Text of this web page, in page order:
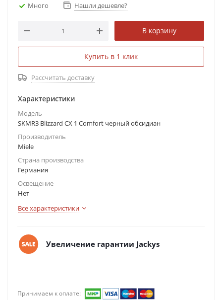
Много Нашли дешевле?
В корзину
Купить в 1 клик
Рассчитать доставку
Характеристики
Модель
SKMR3 Blizzard CX 1 Comfort черный обсидиан
Производитель
Miele
Страна производства
Германия
Освещение
Нет
Все характеристики
Увеличение гарантии Jackys
Принимаем к оплате: